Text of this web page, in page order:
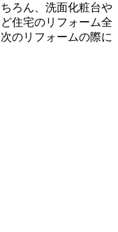
ろん、洗面化粧台や
住宅のリフォーム全
のリフォームの際に